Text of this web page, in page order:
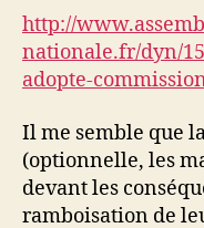
http://
nationale.fr/dyn/
adopte-
Il me semble que
(optionnelle, les
devant les
ramboisation de